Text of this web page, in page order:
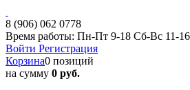
8 (906) 062 0778
Время работы: Пн-Пт 9-18 Сб-Вс 11-
Войти Регистрация
Корзина0 позиций
на сумму 0 руб.